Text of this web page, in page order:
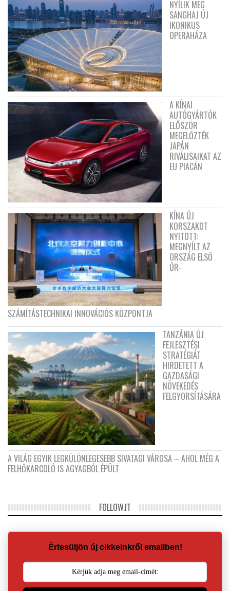
NYÍLIK MEG
SANGHAJ ÚJ
IKONIKUS
OPERAHÁZA
A KÍNAI
AUTÓGYÁRTÓK
ELŐSZÖR
MEGELŐZTÉK
JAPÁN
RIVÁLISAIKAT AZ
EU PIACÁN
KÍNA ÚJ
KORSZAKOT
NYITOTT:
MEGNYÍLT AZ
ORSZÁG ELSŐ
ŰR-
SZÁMÍTÁSTECHNIKAI INNOVÁCIÓS KÖZPONTJA
TANZÁNIA ÚJ
FEJLESZTÉSI
STRATÉGIÁT
HIRDETETT A
GAZDASÁGI
NÖVEKEDÉS
FELGYORSÍTÁSÁRA
A VILÁG EGYIK LEGKÜLÖNLEGESEBB SIVATAGI VÁROSA – AHOL MÉG A
FELHŐKARCOLÓ IS AGYAGBÓL ÉPÜLT
FOLLOW.IT
Értesüljön új cikkeinkről emailben!